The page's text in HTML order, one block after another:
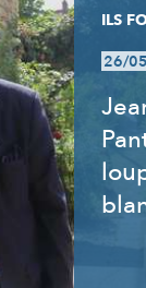
ILS
26/